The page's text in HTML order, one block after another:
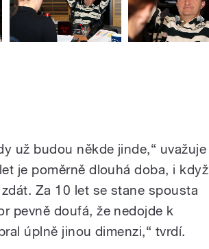
už budou někde jinde,“ uvažuje
je poměrně dlouhá doba, i když
Za 10 let se stane spousta
pevně doufá, že nedojde k
úplně jinou dimenzi,“ tvrdí.